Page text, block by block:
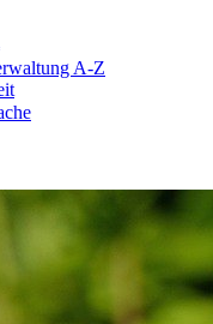
A-Z